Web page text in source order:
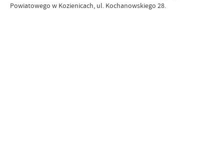
Powiatowego w Kozienicach, ul. Kochanowskiego 28.